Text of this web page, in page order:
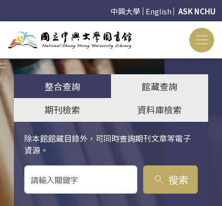
中興大學 English ASK NCHU
:::
整合查詢
館藏查詢
期刊檢索
資料庫檢索
除本館館藏目錄外，可同時查詢期刊文章等電子
資源。
關鍵字搜尋
search 搜索